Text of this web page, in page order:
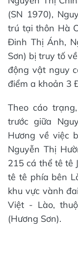
(SN 1970),
trú tại thôn Hà
Đinh Thị Ánh,
Sơn) bị truy tố
động vật nguy
điểm a khoản 3
Theo cáo
trước giữa
Hương về việc
Nguyễn Thị
215 cá thể tê tê
tê tê phía bên
khu vực vành
Việt - Lào,
(Hương Sơn).